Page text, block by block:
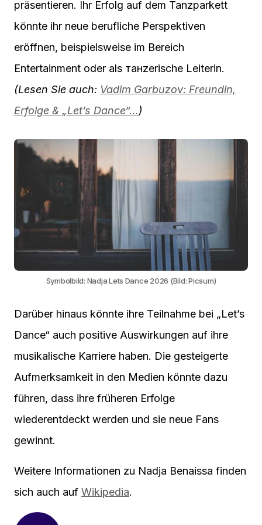
präsentieren. Ihr Erfolg auf dem Tanzparkett
könnte ihr neue berufliche Perspektiven
eröffnen, beispielsweise im Bereich
Entertainment oder als танzerische Leiterin.
(Lesen Sie auch: Vadim Garbuzov: Freundin,
Erfolge & „Let’s Dance“…)
Symbolbild: Nadja Lets Dance 2026 (Bild: Picsum)
Darüber hinaus könnte ihre Teilnahme bei „Let’s
Dance“ auch positive Auswirkungen auf ihre
musikalische Karriere haben. Die gesteigerte
Aufmerksamkeit in den Medien könnte dazu
führen, dass ihre früheren Erfolge
wiederentdeckt werden und sie neue Fans
gewinnt.
Weitere Informationen zu Nadja Benaissa finden
sich auch auf Wikipedia.